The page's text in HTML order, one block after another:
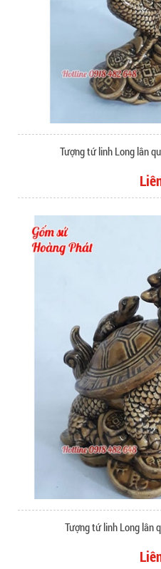
Tượng tứ linh Long lân
Tượng tứ linh Long lân